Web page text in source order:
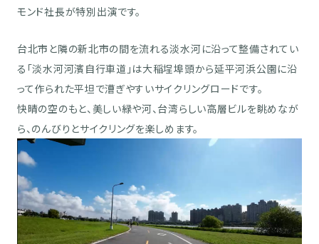
モンド社長が特別出演です。
台北市と隣の新北市の間を流れる淡水河に沿って整備されてい
る「淡水河河濱自行車道」は大稲埕埠頭から延平河浜公園に沿
って作られた平坦で漕ぎやすいサイクリングロードです。
快晴の空のもと、美しい緑や河、台湾らしい高層ビルを眺めなが
ら、のんびりとサイクリングを楽しめます。